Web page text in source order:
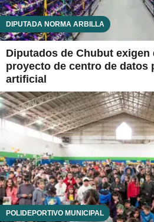
DIPUTADA NORMA ARBILLA
Diputados de Chubut exigen
proyecto de centro de datos
artificial
POLIDEPORTIVO MUNICIPAL